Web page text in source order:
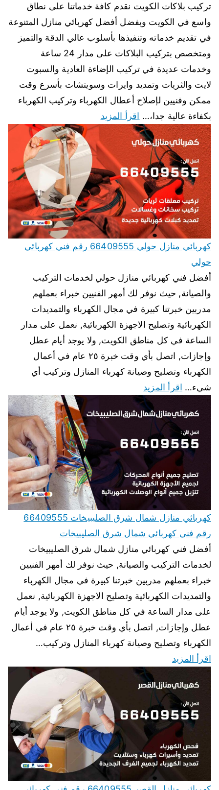
تركيب بلاكات الكويت نقدم كافة خدماتنا على نطاق
واسع في الكويت وبفضل أفضل كهربائي منازل المتنوعة
في تقديم خدماته وتنفيذها بأسلوب عالي الدقة والتميز
ومتخصص بتركيب البلاكات على مدار 24 ساعة
وخدمات عديدة في تركيب الإضاءة العادية والسبوت
لايت والثريات وتمديد وايرات وسويتشات بأسرع وقت
ممكن وفنيين لإصلاح أعطال الكهرباء وتركيب الكهرباء
بكفاءة عالية جدا،… اقرأ المزيد
كهربائي منازل حولي 66409555 رقم فني كهربائي
حولي
أفضل فني كهربائي منازل حولي لخدمات التركيب
والصيانة, حيث نوفر لك أمهر الفنيين خبراء بعملهم
مدربين خبرتنا كبيرة في مجال الكهرباء والتمديدات
الكهربائية وتصليح الاجهزة الكهربائية, نعمل على مدار
الساعة في كل مناطق الكويت, ولا يوجد أيام عطل
وإجازات, اتصل بأي وقت خبرة ٢٥ عام في أعمال
الكهرباء وتصليح وصيانة كهرباء المنازل وتركيب أي
شيء… اقرأ المزيد
كهربائي منازل شمال شرق الصليبيخات 66409555
رقم فني كهربائي شمال شرق الصليبيخات
أفضل فني كهربائي منازل شمال شرق الصليبيخات
لخدمات التركيب والصيانة, حيث نوفر لك أمهر الفنيين
خبراء بعملهم مدربين خبرتنا كبيرة في مجال الكهرباء
والتمديدات الكهربائية وتصليح الاجهزة الكهربائية, نعمل
على مدار الساعة في كل مناطق الكويت, ولا يوجد أيام
عطل وإجازات, اتصل بأي وقت خبرة ٢٥ عام في أعمال
الكهرباء وتصليح وصيانة كهرباء المنازل وتركيب…
اقرأ المزيد